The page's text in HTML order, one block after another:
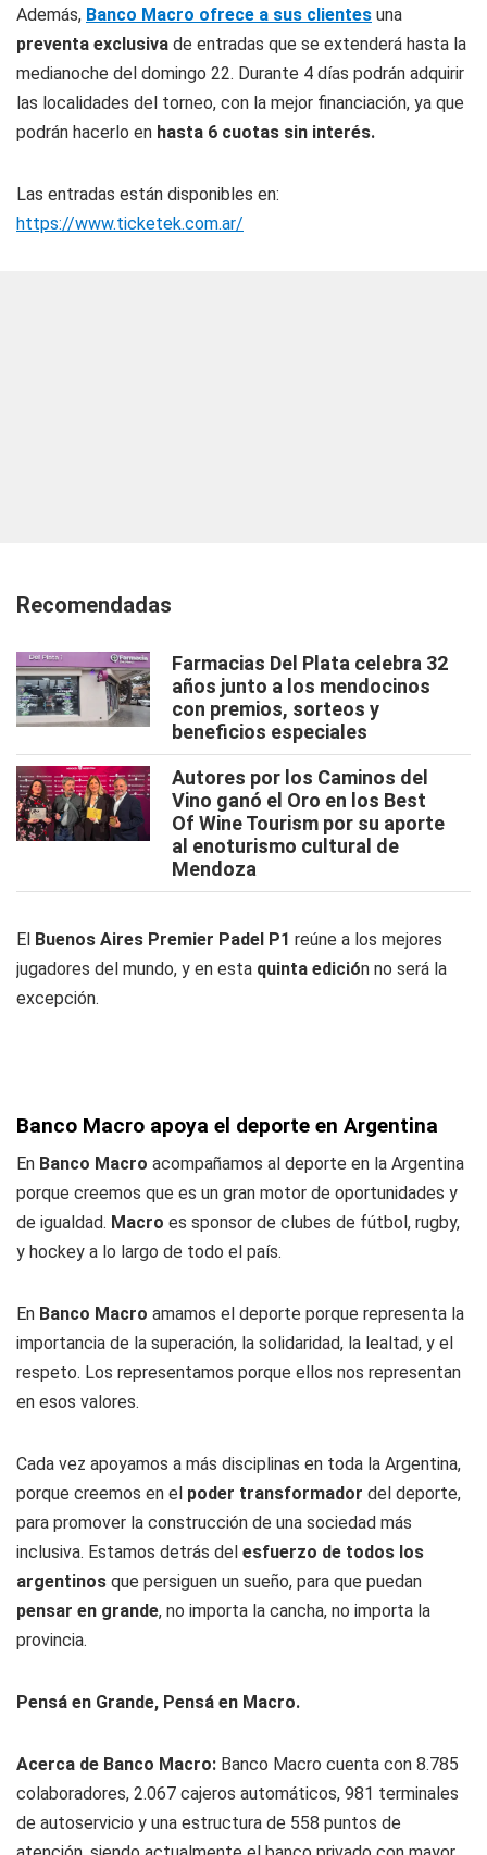
Además, Banco Macro ofrece a sus clientes una
preventa exclusiva de entradas que se extenderá hasta la
medianoche del domingo 22. Durante 4 días podrán adquirir
las localidades del torneo, con la mejor financiación, ya que
podrán hacerlo en hasta 6 cuotas sin interés.
Las entradas están disponibles en:
https://www.ticketek.com.ar/
Recomendadas
Farmacias Del Plata celebra 32
años junto a los mendocinos
con premios, sorteos y
beneficios especiales
Autores por los Caminos del
Vino ganó el Oro en los Best
Of Wine Tourism por su aporte
al enoturismo cultural de
Mendoza
El Buenos Aires Premier Padel P1 reúne a los mejores
jugadores del mundo, y en esta quinta edición no será la
excepción.
Banco Macro apoya el deporte en Argentina
En Banco Macro acompañamos al deporte en la Argentina
porque creemos que es un gran motor de oportunidades y
de igualdad. Macro es sponsor de clubes de fútbol, rugby,
y hockey a lo largo de todo el país.
En Banco Macro amamos el deporte porque representa la
importancia de la superación, la solidaridad, la lealtad, y el
respeto. Los representamos porque ellos nos representan
en esos valores.
Cada vez apoyamos a más disciplinas en toda la Argentina,
porque creemos en el poder transformador del deporte,
para promover la construcción de una sociedad más
inclusiva. Estamos detrás del esfuerzo de todos los
argentinos que persiguen un sueño, para que puedan
pensar en grande, no importa la cancha, no importa la
provincia.
Pensá en Grande, Pensá en Macro.
Acerca de Banco Macro: Banco Macro cuenta con 8.785
colaboradores, 2.067 cajeros automáticos, 981 terminales
de autoservicio y una estructura de 558 puntos de